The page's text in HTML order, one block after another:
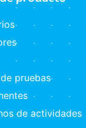
pruebas
de actividades